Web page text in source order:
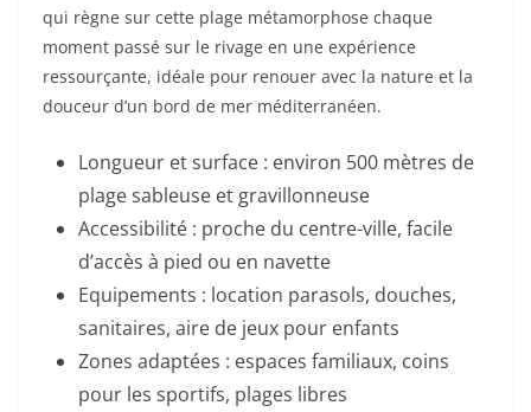
qui règne sur cette plage métamorphose chaque
moment passé sur le rivage en une expérience
ressourçante, idéale pour renouer avec la nature et la
douceur d’un bord de mer méditerranéen.
Longueur et surface : environ 500 mètres de
plage sableuse et gravillonneuse
Accessibilité : proche du centre-ville, facile
d’accès à pied ou en navette
Equipements : location parasols, douches,
sanitaires, aire de jeux pour enfants
Zones adaptées : espaces familiaux, coins
pour les sportifs, plages libres